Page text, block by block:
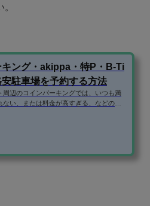
キング・akippa・特P・B-Ti
駐車場を予約する方法
周辺のコインパーキングでは、いつも満
ない、または料金が高すぎる、などの問
す！ 登録方法 格安駐車場予約サイトで